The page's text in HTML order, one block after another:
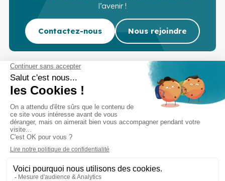
l’avenir !
Contactez-nous Nous rejoindre
Cabinet d’experts-comptables commissaires aux